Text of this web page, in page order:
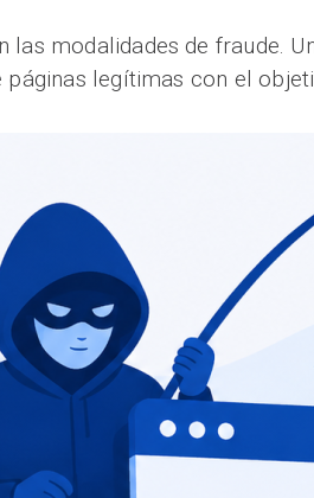
las modalidades de fraude.
legítimas con el